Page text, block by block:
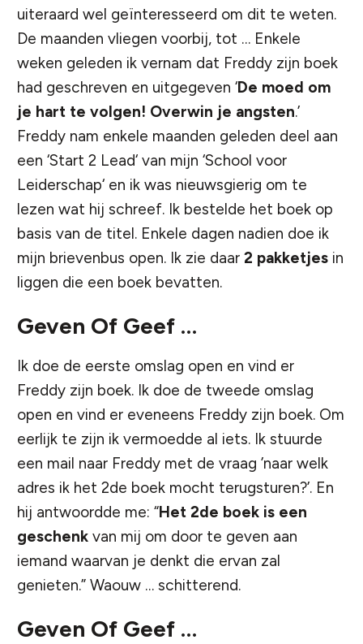
uiteraard wel geïnteresseerd om dit te weten.
De maanden vliegen voorbij, tot … Enkele
weken geleden ik vernam dat Freddy zijn boek
had geschreven en uitgegeven ‘De moed om
je hart te volgen! Overwin je angsten.’
Freddy nam enkele maanden geleden deel aan
een ‘Start 2 Lead‘ van mijn ‘School voor
Leiderschap‘ en ik was nieuwsgierig om te
lezen wat hij schreef. Ik bestelde het boek op
basis van de titel. Enkele dagen nadien doe ik
mijn brievenbus open. Ik zie daar 2 pakketjes in
liggen die een boek bevatten.
Geven Of Geef …
Ik doe de eerste omslag open en vind er
Freddy zijn boek. Ik doe de tweede omslag
open en vind er eveneens Freddy zijn boek. Om
eerlijk te zijn ik vermoedde al iets. Ik stuurde
een mail naar Freddy met de vraag ’naar welk
adres ik het 2de boek mocht terugsturen?’. En
hij antwoordde me: “Het 2de boek is een
geschenk van mij om door te geven aan
iemand waarvan je denkt die ervan zal
genieten.” Waouw … schitterend.
Geven Of Geef …